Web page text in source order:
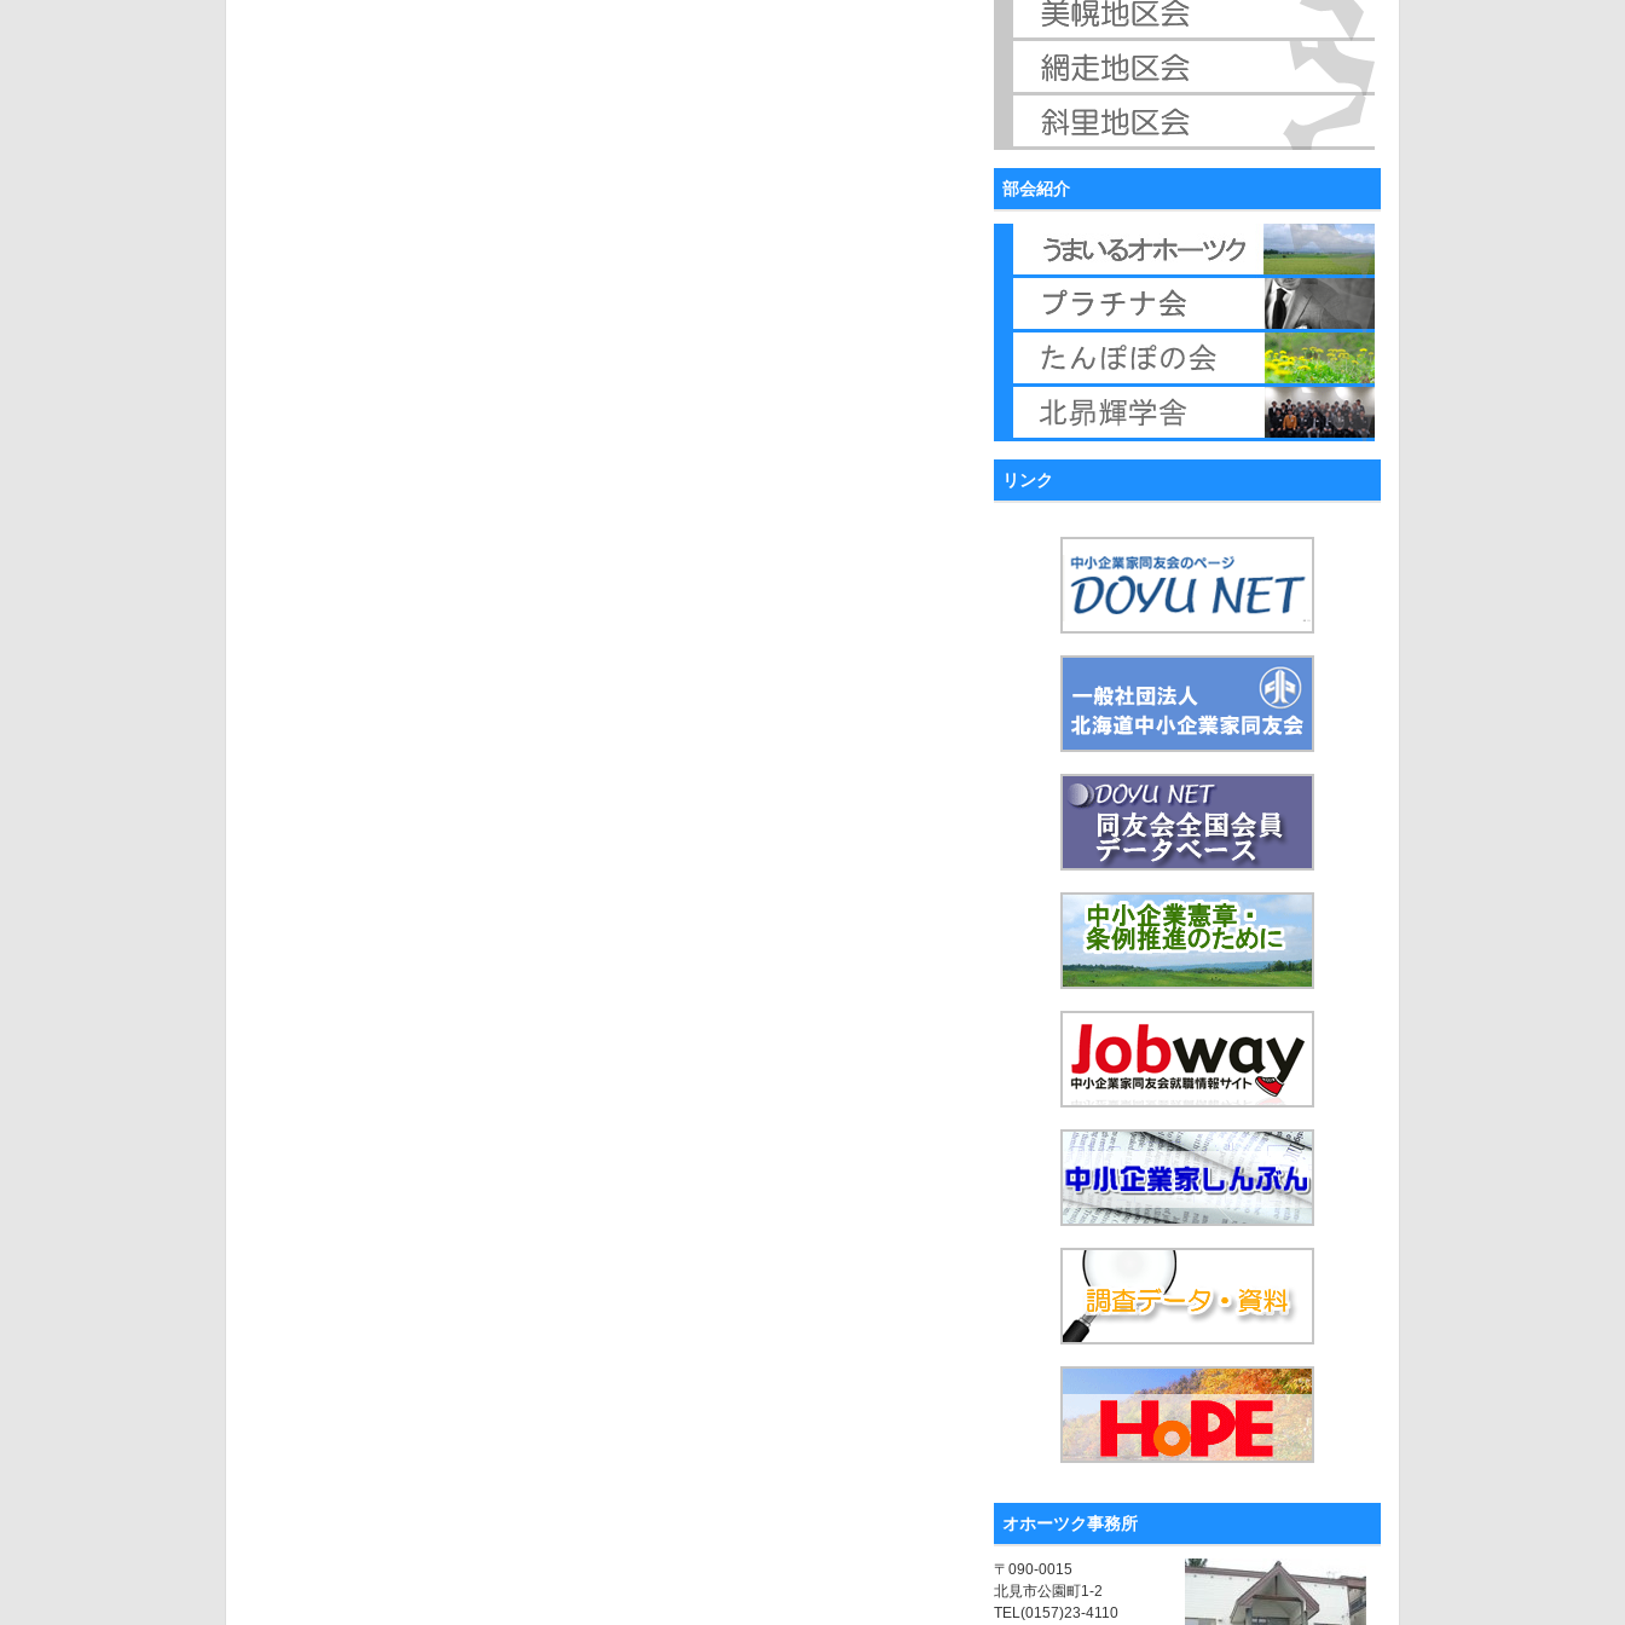
部会紹介
リンク
オホーツク事務所
〒090-0015
北見市公園町1-2
TEL(0157)23-4110